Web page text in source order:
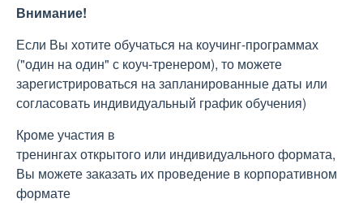
Внимание!
Если Вы хотите обучаться на коучинг-программах
("один на один" с коуч-тренером), то можете
зарегистрироваться на запланированные даты или
согласовать индивидуальный график обучения)
Кроме участия в
тренингах открытого или индивидуального формата,
Вы можете заказать их проведение в корпоративном
формате